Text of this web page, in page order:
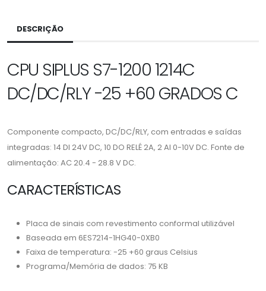
DESCRIÇÃO
CPU SIPLUS S7-1200 1214C
DC/DC/RLY -25 +60 GRADOS C
Componente compacto, DC/DC/RLY, com entradas e saídas
integradas: 14 DI 24V DC, 10 DO RELÉ 2A, 2 AI 0-10V DC. Fonte de
alimentação: AC 20.4 - 28.8 V DC.
CARACTERÍSTICAS
Placa de sinais com revestimento conformal utilizável
Baseada em 6ES7214-1HG40-0XB0
Faixa de temperatura: -25 +60 graus Celsius
Programa/Memória de dados: 75 KB